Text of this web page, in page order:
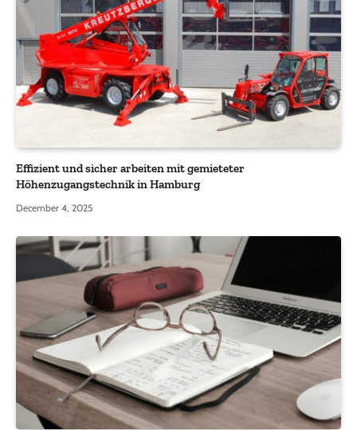
Effizient und sicher arbeiten mit gemieteter
Höhenzugangstechnik in Hamburg
December 4, 2025